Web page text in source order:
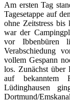
Am ersten Tag
Tagesetappe auf
ohne Zeitstress
war der
vor Ibbenbüren
Verabschiedung
vollem Gespann
los. Zunächst über
auf bekanntem
Lüdinghausen
Dortmund/